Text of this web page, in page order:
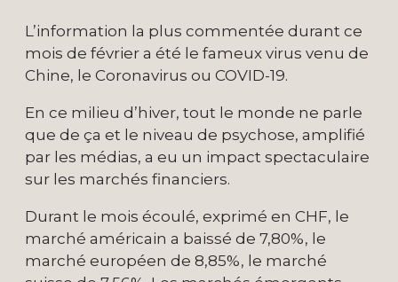
L’information la plus commentée durant ce
mois de février a été le fameux virus venu de
Chine, le Coronavirus ou COVID-19.
En ce milieu d’hiver, tout le monde ne parle
que de ça et le niveau de psychose, amplifié
par les médias, a eu un impact spectaculaire
sur les marchés financiers.
Durant le mois écoulé, exprimé en CHF, le
marché américain a baissé de 7,80%, le
marché européen de 8,85%, le marché